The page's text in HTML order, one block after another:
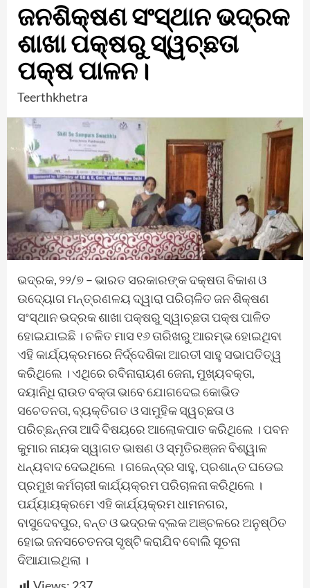
ଜନଶିକ୍ଷଣ ସଂସ୍ଥାନ ଭଦ୍ରକ
ଶାଖା ପକ୍ଷରୁ ସ୍ୱଚ୍ଛତା
ପକ୍ଷ ପାଳନ।
Teerthkhetra
ଭଦ୍ରକ, ୨୨/୭ – ଭାରତ ସରକାରଙ୍କ ଦକ୍ଷତା ବିକାଶ ଓ
ଉଦ୍ୟୋଗ ମନ୍ତ୍ରଣଳୟ ଦ୍ୱାରା ପରିଚାଳିତ ଜନ ଶିକ୍ଷଣ
ସଂସ୍ଥାନ ଭଦ୍ରକ ଶାଖା ପକ୍ଷରୁ ସ୍ୱାଚ୍ଛତା ପକ୍ଷ ପାଳିତ
ହୋଇଯାଇଛି । ଚଳିତ ମାସ ୧୬ ତାରିଖରୁ ଆରମ୍ଭ ହୋଇଥିବା
ଏହି କାର୍ଯ୍ୟକ୍ରମରେ ନିର୍ଦ୍ଦେଶିକା ଆରତୀ ସାହୁ ସଭାପତିତ୍ୱ
କରିଥିଲେ । ଏଥିରେ ରବିନାରାୟଣ ଜେନା, ମୁଖ୍ୟବକ୍ତା,
ଦୟାନିଧି ରାଉତ ବକ୍ତା ଭାବେ ଯୋଗଦେଇ କୋଭିଡ
ସଚେତନତା, ବ୍ୟକ୍ତିଗତ ଓ ସାମୁହିକ ସ୍ୱଚ୍ଛତା ଓ
ପରିଚ୍ଛନ୍ନତା ଆଦି ବିଷୟରେ ଆଲୋକପାତ କରିଥିଲେ । ପବନ
କୁମାର ନାୟକ ସ୍ୱାଗତ ଭାଷଣ ଓ ସ୍ମୃତିରଞ୍ଜନ ବିଶ୍ୱାଳ
ଧନ୍ୟବାଦ ଦେଇଥିଲେ । ଗଜେନ୍ଦ୍ର ସାହୁ, ପ୍ରଶାନ୍ତ ଘଡେଇ
ପ୍ରମୁଖ କର୍ମଚାରୀ କାର୍ଯ୍ୟକ୍ରମ ପରିଚାଳନା କରିଥିଲେ ।
ପର୍ଯ୍ୟାୟକ୍ରମେ ଏହି କାର୍ଯ୍ୟକ୍ରମ ଧାମନଗର,
ବାସୁଦେବପୁର, ବନ୍ତ ଓ ଭଦ୍ରକ ବ୍ଲକ ଅଞ୍ଚଳରେ ଅନୁଷ୍ଠିତ
ହୋଇ ଜନସଚେତନତା ସୃଷ୍ଟି କରାଯିବ ବୋଲି ସୂଚନା
ଦିଆଯାଇଥିଲା ।